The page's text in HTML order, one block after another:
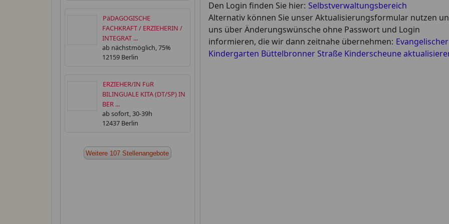
PäDAGOGISCHE
FACHKRAFT / ERZIEHERIN /
INTEGRAT ...
ab nächstmöglich, 75%
12159 Berlin
ERZIEHER/IN FüR
BILINGUALE KITA (DT/SP) IN
BER ...
ab sofort, 30-39h
12437 Berlin
Weitere 107 Stellenangebote
Den Login finden Sie hier: Selbstverwaltungsbereich
Alternativ können Sie unser Aktualisierungsformular nutzen
uns über Änderungswünsche ohne Passwort und Login
informieren, die wir dann zeitnahe übernehmen: Evangelischer
Kindergarten Büttelbronner Straße Kinderscheune